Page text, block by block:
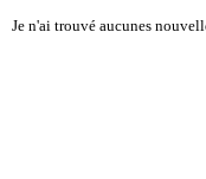
Je n'ai trouvé aucunes